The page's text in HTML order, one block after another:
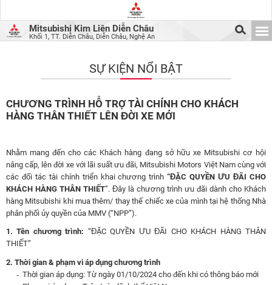
Mitsubishi Kim Liên Diễn Châu
Khối 1, TT. Diễn Châu, Diễn Châu, Nghệ An
SỰ KIỆN NỔI BẬT
CHƯƠNG TRÌNH HỖ TRỢ TÀI CHÍNH CHO KHÁCH
HÀNG THÂN THIẾT LÊN ĐỜI XE MỚI
Nhằm mang đến cho các Khách hàng đang sở hữu xe Mitsubishi cơ hội
nâng cấp, lên đời xe với lãi suất ưu đãi, Mitsubishi Motors Việt Nam cùng với
các đối tác tài chính triển khai chương trình“ĐẶC QUYỀN ƯU ĐÃI CHO
KHÁCH HÀNG THÂN THIẾT”. Đây là chương trình ưu đãi dành cho Khách
hàng Mitsubishi khi mua thêm/ thay thế chiếc xe của mình tại hệ thống Nhà
phân phối ủy quyền của MMV (“NPP”).
1. Tên chương trình: “ĐẶC QUYỀN ƯU ĐÃI CHO KHÁCH HÀNG THÂN
THIẾT”
2. Thời gian & phạm vi áp dụng chương trình
Thời gian áp dụng: Từ ngày 01/10/2024 cho đến khi có thông báo mới